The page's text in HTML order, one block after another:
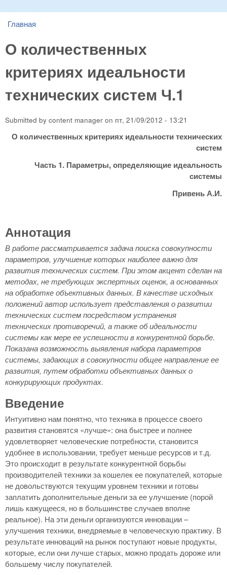
You are here
Главная
О количественных
критериях идеальности
технических систем Ч.1
Submitted by content manager on пт, 21/09/2012 - 13:21
О количественных критериях идеальности технических
систем
Часть 1. Параметры, определяющие идеальность
системы
Привень А.И.
Аннотация
В работе рассматривается задача поиска совокупности
параметров, улучшение которых наиболее важно для
развития технических систем. При этом акцент сделан на
методах, не требующих экспертных оценок, а основанных
на обработке объективных данных. В качестве исходных
положений автор использует представления о развитии
технических систем посредством устранения
технических противоречий, а также об идеальности
системы как мере ее успешности в конкурентной борьбе.
Показана возможность выявления набора параметров
системы, задающих в совокупности общее направление ее
развития, путем обработки объективных данных о
конкурирующих продуктах.
Введение
Интуитивно нам понятно, что техника в процессе своего
развития становятся «лучше»: она быстрее и полнее
удовлетворяет человеческие потребности, становится
удобнее в использовании, требует меньше ресурсов и т.д.
Это происходит в результате конкурентной борьбы
производителей техники за кошелек ее покупателей, которые
не довольствуются текущим уровнем техники и готовы
заплатить дополнительные деньги за ее улучшение (порой
лишь кажущееся, но в большинстве случаев вполне
реальное). На эти деньги организуются инновации –
улучшения техники, внедряемые в человеческую практику. В
результате инноваций на рынок поступают новые продукты,
которые, если они лучше старых, можно продать дороже или
большему числу покупателей.